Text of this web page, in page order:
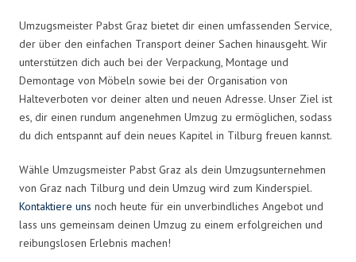
Umzugsmeister Pabst Graz bietet dir einen umfassenden Service,
der über den einfachen Transport deiner Sachen hinausgeht. Wir
unterstützen dich auch bei der Verpackung, Montage und
Demontage von Möbeln sowie bei der Organisation von
Halteverboten vor deiner alten und neuen Adresse. Unser Ziel ist
es, dir einen rundum angenehmen Umzug zu ermöglichen, sodass
du dich entspannt auf dein neues Kapitel in Tilburg freuen kannst.
Wähle Umzugsmeister Pabst Graz als dein Umzugsunternehmen
von Graz nach Tilburg und dein Umzug wird zum Kinderspiel.
Kontaktiere uns noch heute für ein unverbindliches Angebot und
lass uns gemeinsam deinen Umzug zu einem erfolgreichen und
reibungslosen Erlebnis machen!